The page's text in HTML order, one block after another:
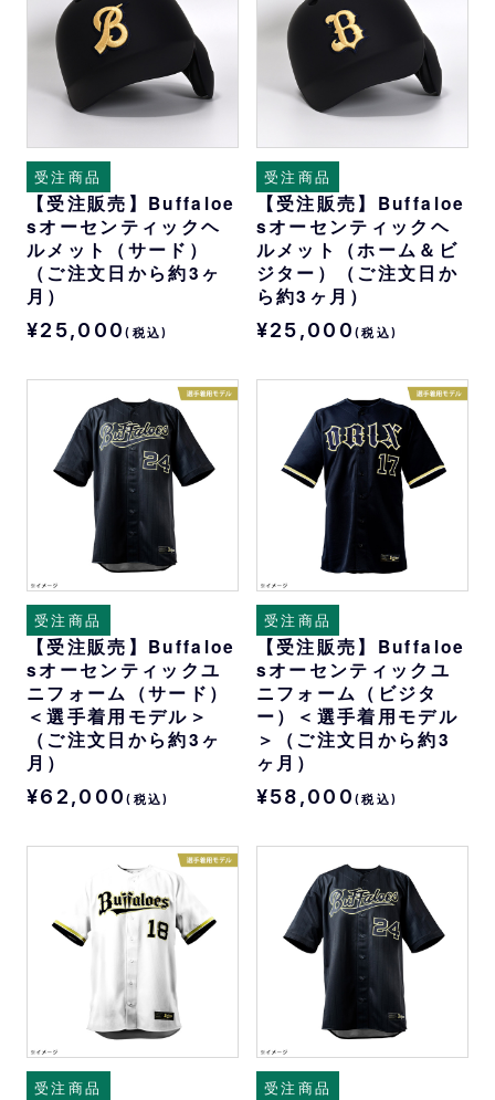
受注商品
【受注販売】Buffaloe
sオーセンティックヘ
ルメット（サード）
（ご注文日から約3ヶ
月）
¥25,000(税込)
受注商品
【受注販売】Buffaloe
sオーセンティックヘ
ルメット（ホーム＆ビ
ジター）（ご注文日か
ら約3ヶ月）
¥25,000(税込)
受注商品
【受注販売】Buffaloe
sオーセンティックユ
ニフォーム（サード）
＜選手着用モデル＞
（ご注文日から約3ヶ
月）
¥62,000(税込)
受注商品
【受注販売】Buffaloe
sオーセンティックユ
ニフォーム（ビジタ
ー）＜選手着用モデル
＞（ご注文日から約3
ヶ月）
¥58,000(税込)
受注商品 受注商品